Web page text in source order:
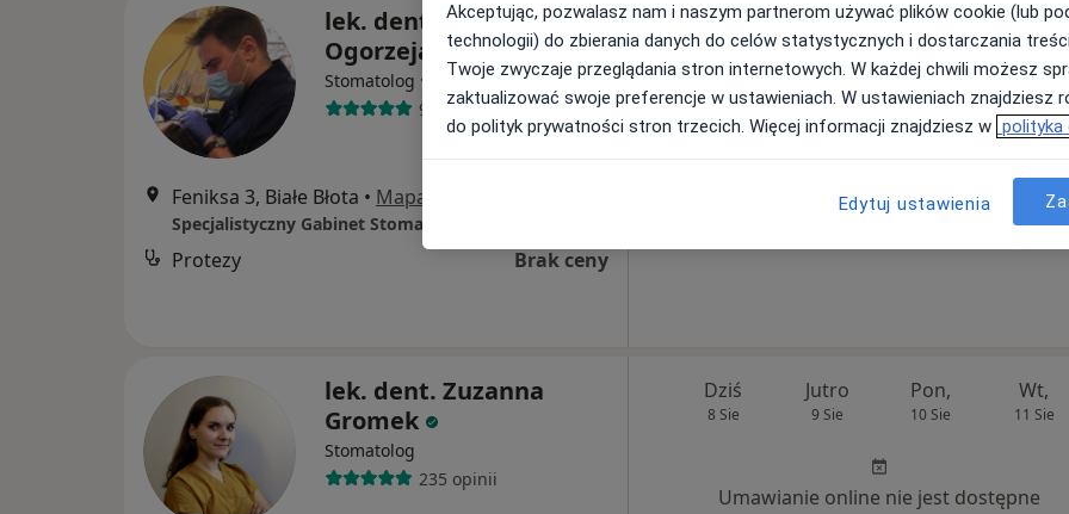
lek. dent. Michał
Ogorzeja
Stomatolog · Więcej
98 opinii
Feniksa 3, Białe Błota • Mapa
Protezy Brak ceny
Dziś
8 Sie
Jutro
9 Sie
Pon,
10 Sie
Wt,
11 Sie
Umawianie online nie jest dostępne
lek. dent. Zuzanna
Gromek
Stomatolog
235 opinii
Dziś
8 Sie
Jutro
9 Sie
Pon,
10 Sie
Wt,
11 Sie
Umawianie online nie jest dostępne
Akceptując, pozwalasz nam i naszym partnerom używać plików cookie (lub
technologii) do zbierania danych do celów statystycznych i dostarczania
Twoje zwyczaje przeglądania stron internetowych. W każdej chwili możesz
zaktualizować swoje preferencje w ustawieniach. W ustawieniach znajdziesz
do polityk prywatności stron trzecich. Więcej informacji znajdziesz w polityka
Edytuj ustawienia